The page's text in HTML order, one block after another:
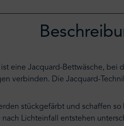
ist eine Jacquard-Bettwäsche, bei
verbinden. Die Jacquard-
stückgefärbt und schaffen
Lichteinfall entstehen